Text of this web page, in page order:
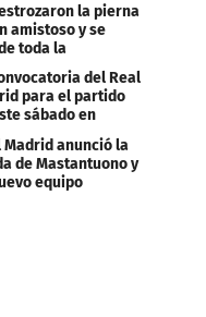
la pierna
amistoso y se
toda la
en LaLiga
del Real
para el partido
sábado en
Madrid anunció la
de Mastantuono y
equipo